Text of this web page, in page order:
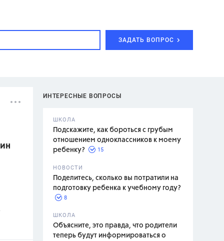
ЗАДАТЬ ВОПРОС
ИНТЕРЕСНЫЕ ВОПРОСЫ
ШКОЛА
Подскажите, как бороться с грубым
отношением одноклассников к моему
ребенку?
15
НОВОСТИ
Поделитесь, сколько вы потратили на
подготовку ребенка к учебному году?
8
ШКОЛА
Объясните, это правда, что родители
теперь будут информироваться о